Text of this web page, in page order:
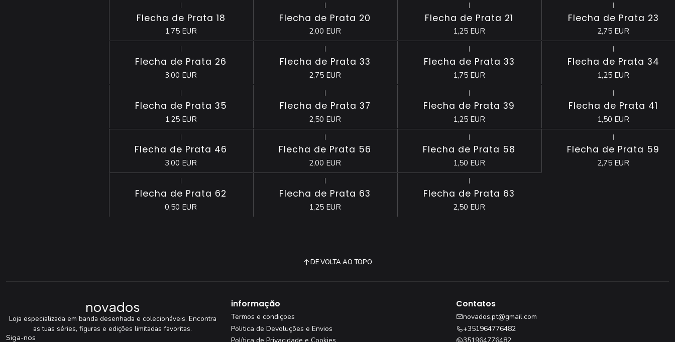
|
Flecha de Prata 18
1,75 EUR
|
Flecha de Prata 20
2,00 EUR
|
Flecha de Prata 21
1,25 EUR
|
Flecha de Prata 23
2,75 EUR
|
Flecha de Prata 26
3,00 EUR
|
Flecha de Prata 33
2,75 EUR
|
Flecha de Prata 33
1,75 EUR
|
Flecha de Prata 34
1,25 EUR
|
Flecha de Prata 35
1,25 EUR
|
Flecha de Prata 37
2,50 EUR
|
Flecha de Prata 39
1,25 EUR
|
Flecha de Prata 41
1,50 EUR
|
Flecha de Prata 46
3,00 EUR
|
Flecha de Prata 56
2,00 EUR
|
Flecha de Prata 58
1,50 EUR
|
Flecha de Prata 59
2,75 EUR
|
Flecha de Prata 62
0,50 EUR
|
Flecha de Prata 63
1,25 EUR
|
Flecha de Prata 63
2,50 EUR
DE VOLTA AO TOPO
novados
Loja especializada em banda desenhada e colecionáveis. Encontra
as tuas séries, figuras e edições limitadas favoritas.
Siga-nos
informação
Termos e condiçoes
Politica de Devoluções e Envios
Contatos
novados.pt@gmail.com
+351964776482